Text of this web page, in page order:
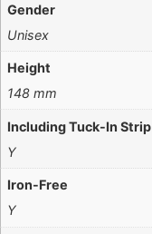
Gender
Unisex
Height
148 mm
Including Tuck-In Strip
Y
Iron-Free
Y